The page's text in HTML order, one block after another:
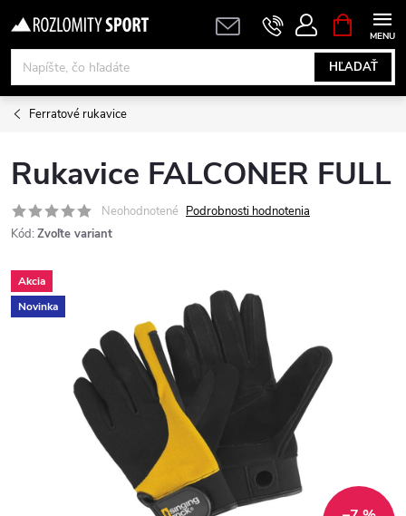
na
obsah
HĽADAŤ
KOŠÍK
Ferratové rukavice
Rukavice FALCONER FULL
Neohodnotené Podrobnosti hodnotenia
Kód: Zvoľte variant
Akcia
Novinka